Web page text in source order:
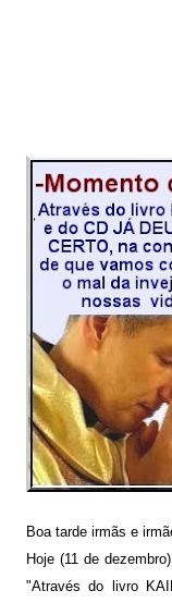
Boa tarde irmãs e
Hoje (11 de
"Através do livro